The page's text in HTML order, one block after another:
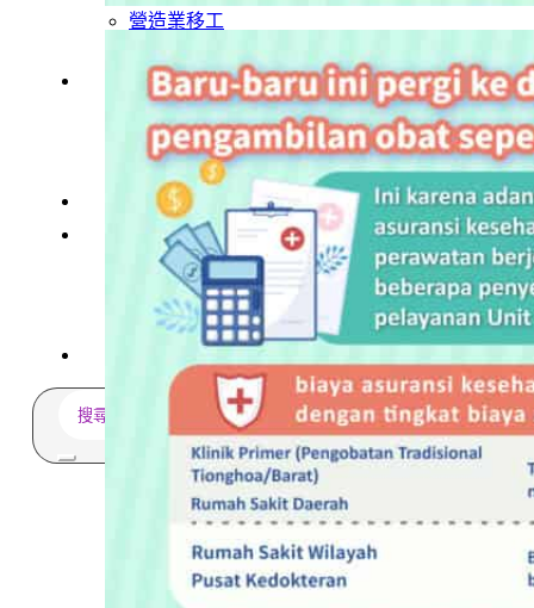
營造業移工
巴氏量表
「3分鐘」巴氏量表評估
巴氏量表是什麼?
多元免評
常見問題
服務據點
案例分享
歷年評鑑成績